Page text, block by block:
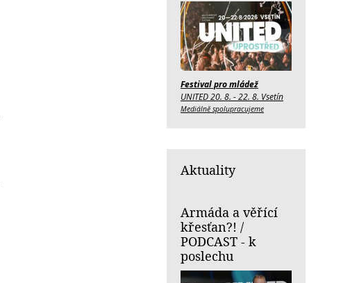
Festival pro mládež
UNITED 20. 8. - 22. 8. Vsetín
Mediálně spolupracujeme
Aktuality
Armáda a věřící
křesťan?! /
PODCAST - k
poslechu